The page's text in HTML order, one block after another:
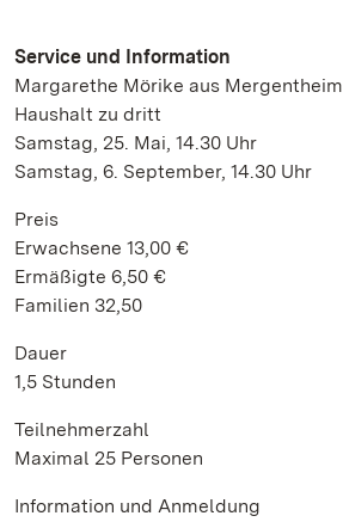
Service und Information
Margarethe Mörike aus Mergentheim
Haushalt zu dritt
Samstag, 25. Mai, 14.30 Uhr
Samstag, 6. September, 14.30 Uhr
Preis
Erwachsene 13,00 €
Ermäßigte 6,50 €
Familien 32,50
Dauer
1,5 Stunden
Teilnehmerzahl
Maximal 25 Personen
Information und Anmeldung